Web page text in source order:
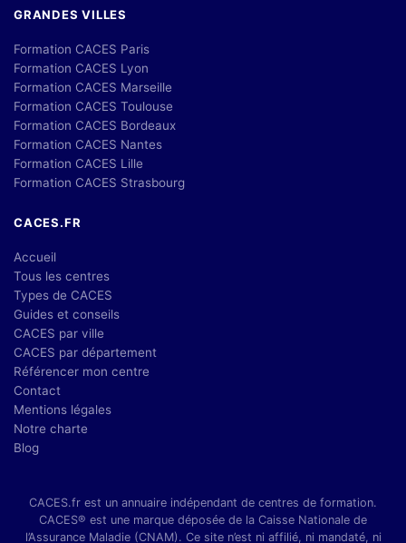
GRANDES VILLES
Formation CACES Paris
Formation CACES Lyon
Formation CACES Marseille
Formation CACES Toulouse
Formation CACES Bordeaux
Formation CACES Nantes
Formation CACES Lille
Formation CACES Strasbourg
CACES.FR
Accueil
Tous les centres
Types de CACES
Guides et conseils
CACES par ville
CACES par département
Référencer mon centre
Contact
Mentions légales
Notre charte
Blog
CACES.fr est un annuaire indépendant de centres de formation.
CACES® est une marque déposée de la Caisse Nationale de
l’Assurance Maladie (CNAM). Ce site n’est ni affilié, ni mandaté, ni